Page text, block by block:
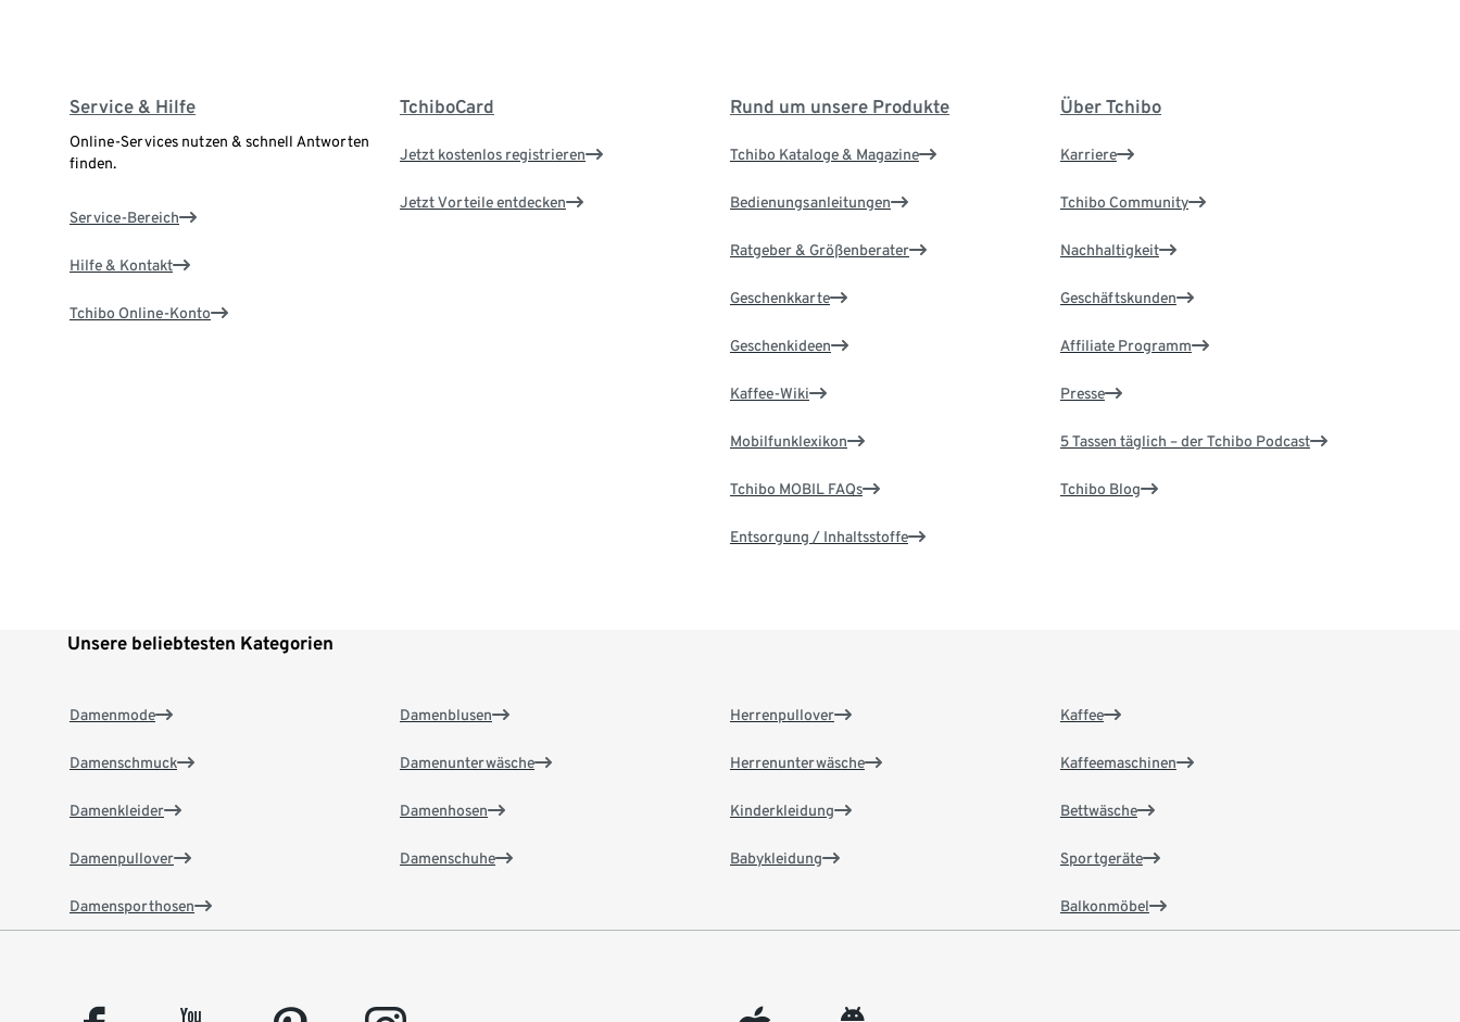
Service & Hilfe
Online-Services nutzen & schnell Antworten
finden.
Service-Bereich
Hilfe & Kontakt
Tchibo Online-Konto
TchiboCard
Jetzt kostenlos registrieren
Jetzt Vorteile entdecken
Rund um unsere Produkte
Tchibo Kataloge & Magazine
Bedienungsanleitungen
Ratgeber & Größenberater
Geschenkkarte
Geschenkideen
Kaffee-Wiki
Mobilfunklexikon
Tchibo MOBIL FAQs
Entsorgung / Inhaltsstoffe
Über Tchibo
Karriere
Tchibo Community
Nachhaltigkeit
Geschäftskunden
Affiliate Programm
Presse
5 Tassen täglich – der Tchibo Podcast
Tchibo Blog
Unsere beliebtesten Kategorien
Damenmode
Damenschmuck
Damenkleider
Damenpullover
Damensporthosen
Damenblusen
Damenunterwäsche
Damenhosen
Damenschuhe
Herrenpullover
Herrenunterwäsche
Kinderkleidung
Babykleidung
Kaffee
Kaffeemaschinen
Bettwäsche
Sportgeräte
Balkonmöbel